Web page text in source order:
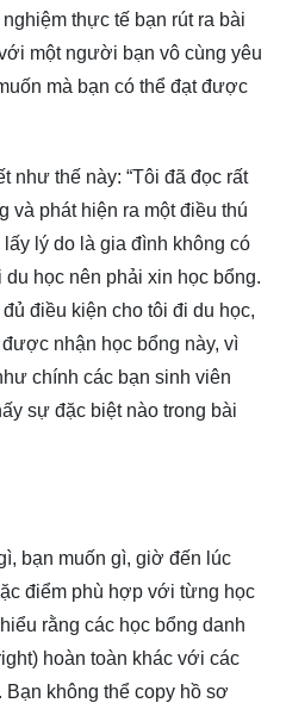
thực tế bạn rút ra bài
một người bạn vô cùng yêu
mà bạn có thể đạt được
như thế này: “Tôi đã đọc rất
và phát hiện ra một điều thú
lý do là gia đình không có
học nên phải xin học bổng.
điều kiện cho tôi đi du học,
nhận học bổng này, vì
chính các bạn sinh viên
sự đặc biệt nào trong bài
bạn muốn gì, giờ đến lúc
điểm phù hợp với từng học
rằng các học bổng danh
hoàn toàn khác với các
không thể copy hồ sơ